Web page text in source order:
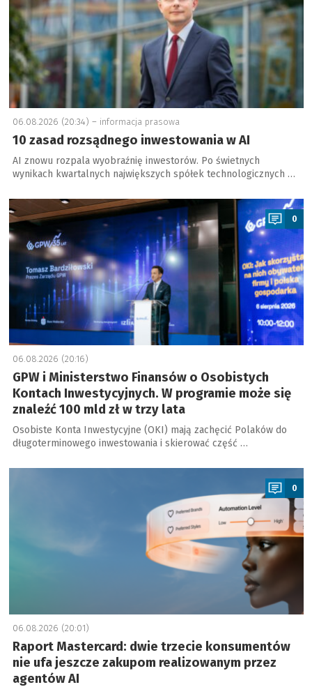
06.08.2026 (20:34) – informacja prasowa
10 zasad rozsądnego inwestowania w AI
AI znowu rozpala wyobraźnię inwestorów. Po świetnych
wynikach kwartalnych największych spółek technologicznych …
a
0
06.08.2026 (20:16)
GPW i Ministerstwo Finansów o Osobistych
Kontach Inwestycyjnych. W programie może się
znaleźć 100 mld zł w trzy lata
Osobiste Konta Inwestycyjne (OKI) mają zachęcić Polaków do
długoterminowego inwestowania i skierować część …
a
0
06.08.2026 (20:01)
Raport Mastercard: dwie trzecie konsumentów
nie ufa jeszcze zakupom realizowanym przez
agentów AI